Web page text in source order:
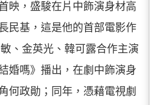
映，盛駿在片中飾演身材高
民基，這是他的首部電影作
、金英光、韓可露合作主演
婚嗎》播出，在劇中飾演身
何政勛；同年，憑藉電視劇